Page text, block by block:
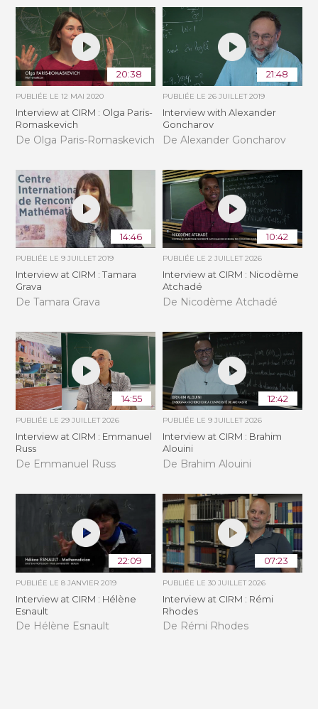
20:38
PUBLIÉE LE12 MAI 2020
Interview at CIRM : Olga Paris-
Romaskevich
De Olga Paris-Romaskevich
21:48
PUBLIÉE LE 26 JUILLET 2019
Interview with Alexander
Goncharov
De Alexander Goncharov
14:46
PUBLIÉE LE9 JUILLET 2019
Interview at CIRM : Tamara
Grava
De Tamara Grava
10:42
PUBLIÉE LE 2 JUILLET 2026
Interview at CIRM : Nicodème
Atchadé
De Nicodème Atchadé
14:55
PUBLIÉE LE29 JUILLET 2026
Interview at CIRM : Emmanuel
Russ
De Emmanuel Russ
12:42
PUBLIÉE LE 9 JUILLET 2026
Interview at CIRM : Brahim
Alouini
De Brahim Alouini
22:09
PUBLIÉE LE8 JANVIER 2019
Interview at CIRM : Hélène
Esnault
De Hélène Esnault
07:23
PUBLIÉE LE 30 JUILLET 2026
Interview at CIRM : Rémi
Rhodes
De Rémi Rhodes